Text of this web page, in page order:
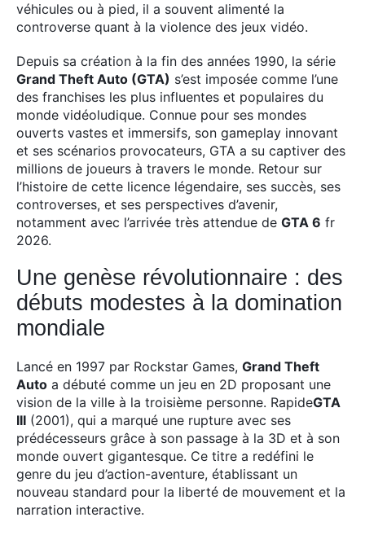
véhicules ou à pied, il a souvent alimenté la
controverse quant à la violence des jeux vidéo.
Depuis sa création à la fin des années 1990, la série
Grand Theft Auto (GTA) s’est imposée comme l’une
des franchises les plus influentes et populaires du
monde vidéoludique. Connue pour ses mondes
ouverts vastes et immersifs, son gameplay innovant
et ses scénarios provocateurs, GTA a su captiver des
millions de joueurs à travers le monde. Retour sur
l’histoire de cette licence légendaire, ses succès, ses
controverses, et ses perspectives d’avenir,
notamment avec l’arrivée très attendue de GTA 6 fr
2026.
Une genèse révolutionnaire : des
débuts modestes à la domination
mondiale
Lancé en 1997 par Rockstar Games, Grand Theft
Auto a débuté comme un jeu en 2D proposant une
vision de la ville à la troisième personne. RapideGTA
III (2001), qui a marqué une rupture avec ses
prédécesseurs grâce à son passage à la 3D et à son
monde ouvert gigantesque. Ce titre a redéfini le
genre du jeu d’action-aventure, établissant un
nouveau standard pour la liberté de mouvement et la
narration interactive.